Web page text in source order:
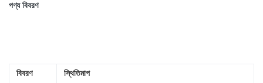
পণ্য বিবরণ
বিবরণ স্থিতিমাপ